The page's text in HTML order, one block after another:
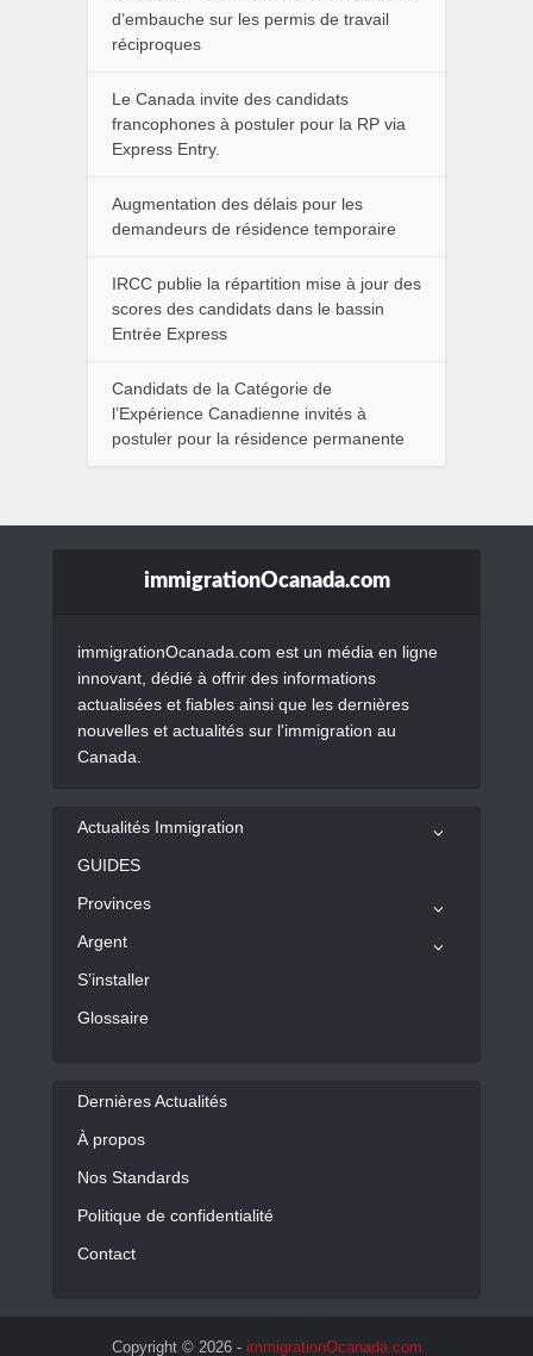
d’embauche sur les permis de travail
réciproques
Le Canada invite des candidats
francophones à postuler pour la RP via
Express Entry.
Augmentation des délais pour les
demandeurs de résidence temporaire
IRCC publie la répartition mise à jour des
scores des candidats dans le bassin
Entrée Express
Candidats de la Catégorie de
l’Expérience Canadienne invités à
postuler pour la résidence permanente
immigrationOcanada.com
immigrationOcanada.com est un média en ligne
innovant, dédié à offrir des informations
actualisées et fiables ainsi que les dernières
nouvelles et actualités sur l'immigration au
Canada.
Actualités Immigration
GUIDES
Provinces
Argent
S’installer
Glossaire
Dernières Actualités
À propos
Nos Standards
Politique de confidentialité
Contact
Copyright © 2026 - immigrationOcanada.com